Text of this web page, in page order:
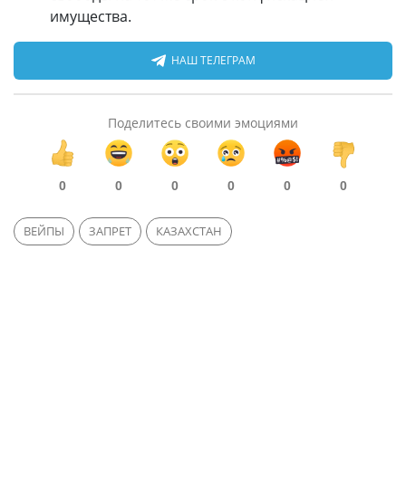
имущества.
НАШ ТЕЛЕГРАМ
Поделитесь своими эмоциями
0 0 0 0 0 0
ВЕЙПЫ ЗАПРЕТ КАЗАХСТАН